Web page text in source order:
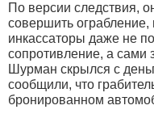
По версии следствия,
совершить ограбление,
инкассаторы даже не
сопротивление, а сами
Шурман скрылся с
сообщили, что
бронированном